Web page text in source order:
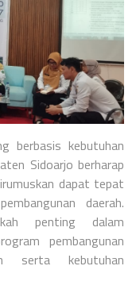
berbasis kebutuhan
Sidoarjo berharap
dapat tepat
daerah.
penting dalam
pembangunan
serta kebutuhan